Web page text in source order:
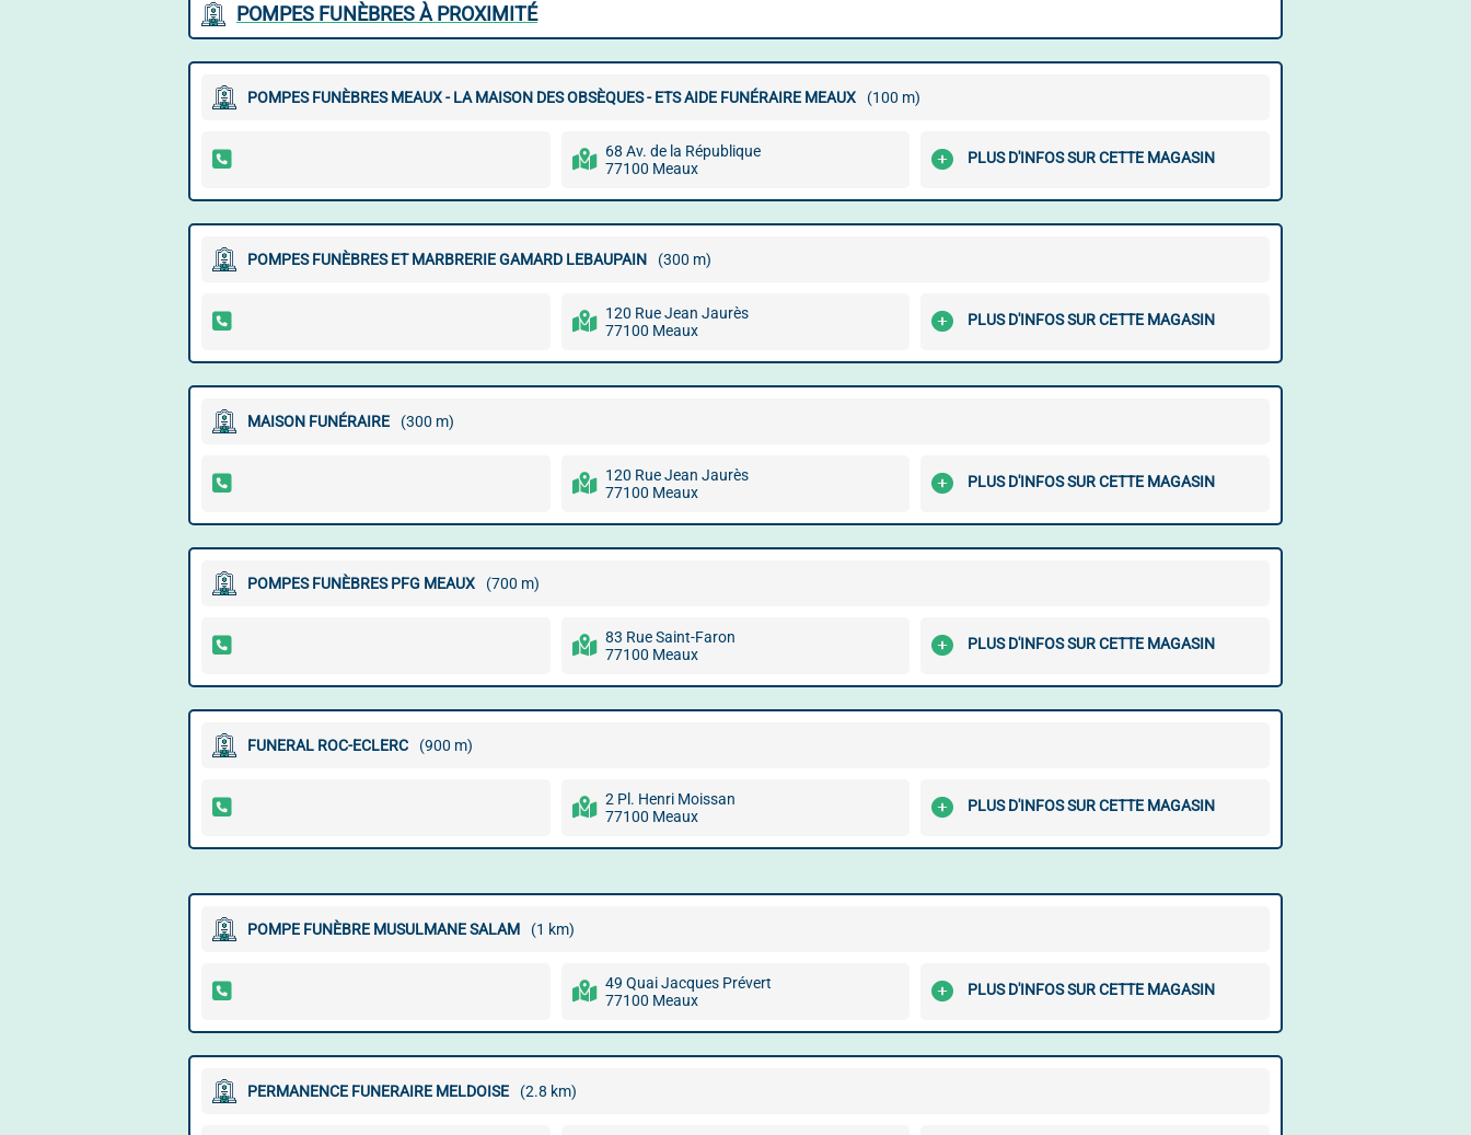
POMPES FUNÈBRES À PROXIMITÉ
POMPES FUNÈBRES MEAUX - LA MAISON DES OBSÈQUES - ETS AIDE FUNÉRAIRE MEAUX (100 m)
68 Av. de la République
77100 Meaux
PLUS D'INFOS SUR CETTE MAGASIN
POMPES FUNÈBRES ET MARBRERIE GAMARD LEBAUPAIN (300 m)
120 Rue Jean Jaurès
77100 Meaux
PLUS D'INFOS SUR CETTE MAGASIN
MAISON FUNÉRAIRE (300 m)
120 Rue Jean Jaurès
77100 Meaux
PLUS D'INFOS SUR CETTE MAGASIN
POMPES FUNÈBRES PFG MEAUX (700 m)
83 Rue Saint-Faron
77100 Meaux
PLUS D'INFOS SUR CETTE MAGASIN
FUNERAL ROC-ECLERC (900 m)
2 Pl. Henri Moissan
77100 Meaux
PLUS D'INFOS SUR CETTE MAGASIN
POMPE FUNÈBRE MUSULMANE SALAM (1 km)
49 Quai Jacques Prévert
77100 Meaux
PLUS D'INFOS SUR CETTE MAGASIN
PERMANENCE FUNERAIRE MELDOISE (2.8 km)